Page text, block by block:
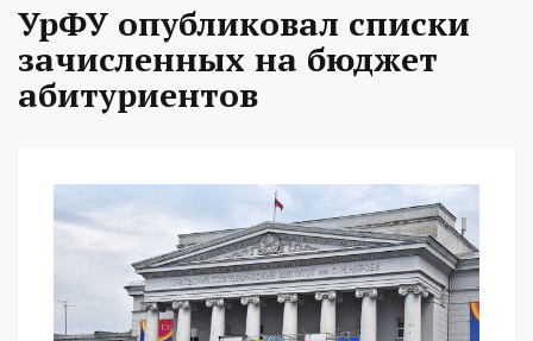
УрФУ опубликовал списки
зачисленных на бюджет
абитуриентов